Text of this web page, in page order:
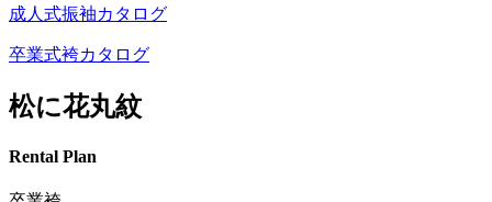
成人式振袖カタログ
卒業式袴カタログ
松に花丸紋
Rental Plan